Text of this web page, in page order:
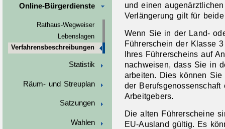
Online-Bürgerdienste
Rathaus-Wegweiser
Lebenslagen
Verfahrensbeschreibungen
Statistik
Räum- und Streuplan
Satzungen
Wahlen
und einen
Verlängerung gilt für
Wenn Sie in der Land-
Führerschein der Klasse
Ihres Führerscheins auf
nachweisen, dass Sie in
arbeiten. Dies können
der Berufsgenossenschaft
Arbeitgebers.
Die alten Führerscheine
EU-Ausland gültig. Es